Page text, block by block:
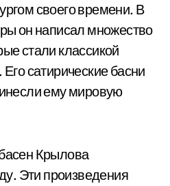
своего времени. В
он написал множество
стали классикой
сатирические басни
ему мировую
Крылова
Эти произведения